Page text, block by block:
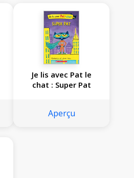
Je lis avec Pat le
chat : Super Pat
Aperçu